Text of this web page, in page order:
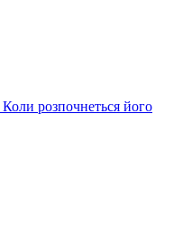
розпочнеться його